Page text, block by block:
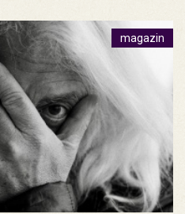
magazin